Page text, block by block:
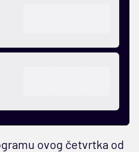
ovog četvrtka od